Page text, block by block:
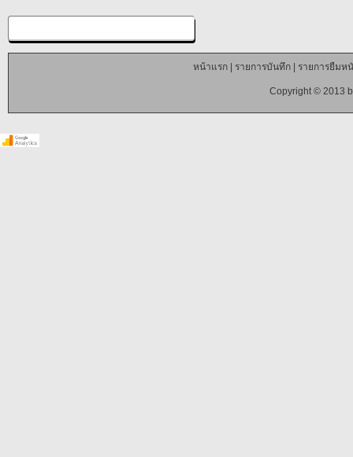
หน้าแรก| รายการบันทึก| รายการยืมห
Copyright © 2013